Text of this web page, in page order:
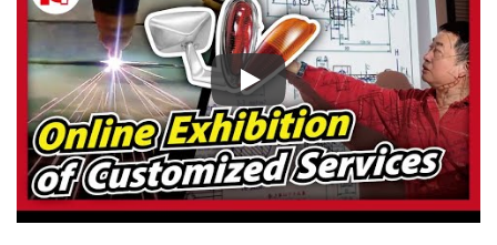
Online tentoonstelling van